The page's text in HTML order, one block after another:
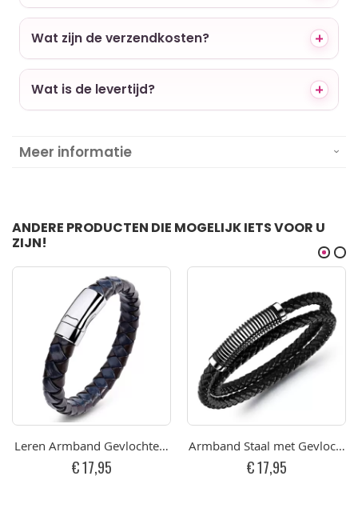
Wat zijn de verzendkosten?
Wat is de levertijd?
Meer informatie
ANDERE PRODUCTEN DIE MOGELIJK IETS VOOR U
ZIJN!
Leren Armband Gevlochten Zwart/Blauw en RVS Sluiting
€ 17,95
Armband Staal met
€ 17,95